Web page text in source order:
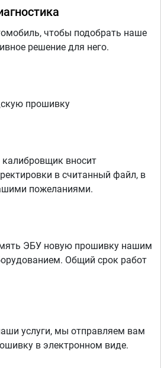
чтобы подобрать наше
решение для него.
прошивку
вносит
в считанный файл, в
пожеланиями.
ЭБУ новую прошивку нашим
Общий срок работ
услуги, мы отправляем вам
в электронном виде.